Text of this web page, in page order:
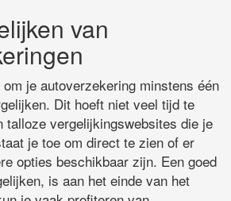
van
je autoverzekering minstens één
Dit hoeft niet veel tijd te
talloze vergelijkingswebsites die je
je toe om direct te zien of er
opties beschikbaar zijn. Een goed
is aan het einde van het